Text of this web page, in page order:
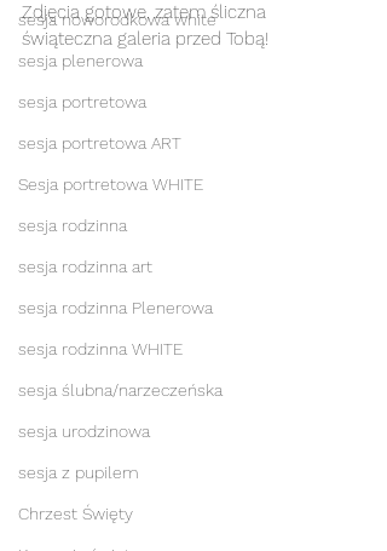
sesja noworodkowa white
sesja plenerowa
sesja portretowa
sesja portretowa ART
Sesja portretowa WHITE
sesja rodzinna
sesja rodzinna art
sesja rodzinna Plenerowa
sesja rodzinna WHITE
sesja ślubna/narzeczeńska
sesja urodzinowa
sesja z pupilem
Chrzest Święty
Zdjęcia gotowe, zatem śliczna
świąteczna galeria przed Tobą!